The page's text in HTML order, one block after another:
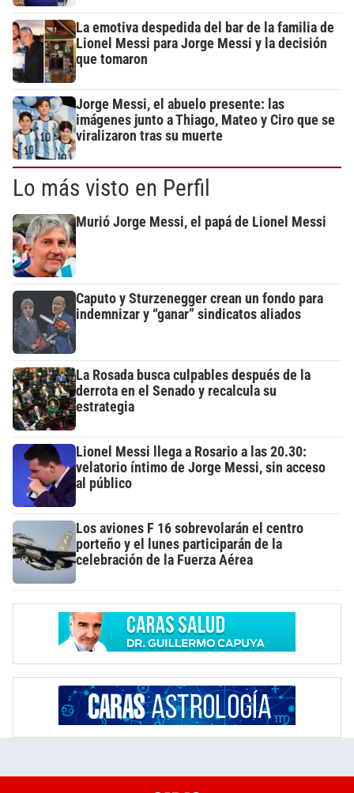
La emotiva despedida del bar de la familia de
Lionel Messi para Jorge Messi y la decisión
que tomaron
Jorge Messi, el abuelo presente: las
imágenes junto a Thiago, Mateo y Ciro que se
viralizaron tras su muerte
Lo más visto en Perfil
Murió Jorge Messi, el papá de Lionel Messi
Caputo y Sturzenegger crean un fondo para
indemnizar y “ganar” sindicatos aliados
La Rosada busca culpables después de la
derrota en el Senado y recalcula su
estrategia
Lionel Messi llega a Rosario a las 20.30:
velatorio íntimo de Jorge Messi, sin acceso
al público
Los aviones F 16 sobrevolarán el centro
porteño y el lunes participarán de la
celebración de la Fuerza Aérea